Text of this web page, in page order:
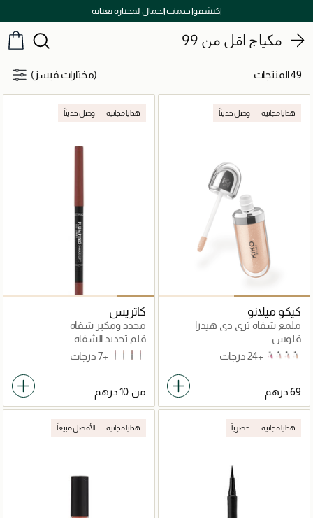
توصيل سريع على جميع الطلبات ما فوق 299 درهم
مكياج أقل من 99
49 المنتجات (مختارات فيسز)
هدايا مجانية وصل حديثاً
كيكو ميلانو
ملمع شفاه ثري دي هيدرا
قلوس
02 Natural Beige
04
06
10 +24 درجات
هدايا مجانية وصل حديثاً
كاتريس
محدد ومكبر شفاه
قلم تحديد الشفاه
040 Starring Role
100 Go All-Out
010 Understated Chic
060 Cheers To Life +7 درجات
من
هدايا مجانية حصرياً هدايا مجانية الأفضل مبيعاً